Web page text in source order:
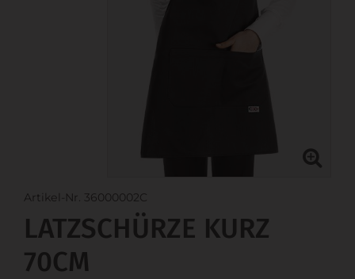
Artikel-Nr. 36000002C
LATZSCHÜRZE KURZ
70CM